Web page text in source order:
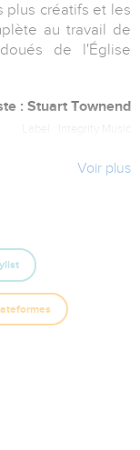
plus créatifs et les
au travail de
de l'Église
: Stuart Townend
Voir plus